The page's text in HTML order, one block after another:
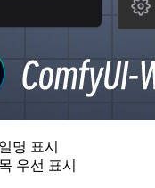
명 표시
우선 표시